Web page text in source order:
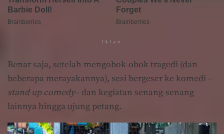
Iklan
Benar saja, setelah mengobok-obok tragedi (dan
beberapa merayakannya), sesi bergeser ke komedi –
stand up comedy– dan kegiatan senang-senang
lainnya hingga ujung petang.